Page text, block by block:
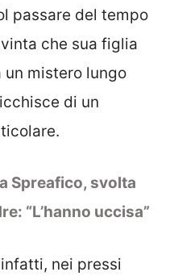
passare del tempo
che sua figlia
un mistero lungo
di un
Spreafico, svolta
“L’hanno uccisa”
nei pressi